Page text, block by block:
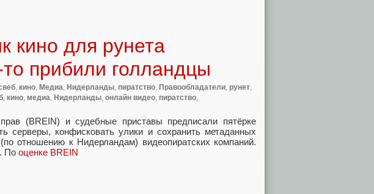
кино для рунета
прибили голландцы
кино Медиа Нидерланды пиратство Правообладатели рунет
кино медиа Нидерланды онлайн видео пиратство
(BREIN) и судебные приставы предписали пятёрке
серверы, конфисковать улики и сохранить метаданных
(по отношению к Нидерландам) видеопиратских компаний.
. По оценке BREIN